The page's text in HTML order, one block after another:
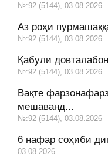
№:92 (5144), 03.08.2026
Аз роҳи
№:92 (5144), 03.08.2026
Қабули
№:92 (5144), 03.08.2026
Вақте
мешаванд...
№:92 (5144), 03.08.2026
6 нафар соҳиби
03.08.2026